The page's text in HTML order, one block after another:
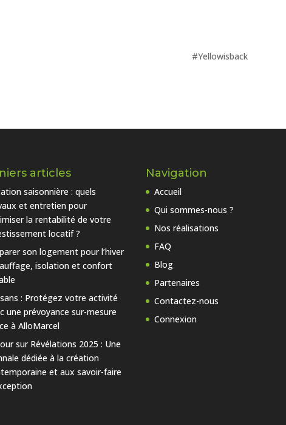
#Yellowisback
articles
saisonnière : quels
et entretien pour
la rentabilité de votre
locatif ?
son logement pour l’hiver
isolation et confort
: Protégez votre activité
une prévoyance sur-mesure
à AlloMarcel
sur Révélations 2025 : Une
dédiée à la création
et aux savoir-faire
Navigation
Accueil
Qui sommes-nous ?
Nos réalisations
FAQ
Blog
Partenaires
Contactez-nous
Connexion